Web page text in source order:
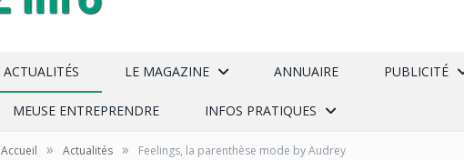
ACTUALITÉS LE MAGAZINE ANNUAIRE PUBLICITÉ
MEUSE ENTREPRENDRE INFOS PRATIQUES
Accueil » Actualités » Feelings, la parenthèse mode by Audrey